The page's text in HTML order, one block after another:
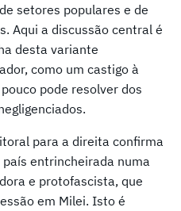
setores populares e de
Aqui a discussão central é
desta variante
como um castigo à
pode resolver dos
para a direita confirma
entrincheirada numa
e protofascista, que
em Milei. Isto é